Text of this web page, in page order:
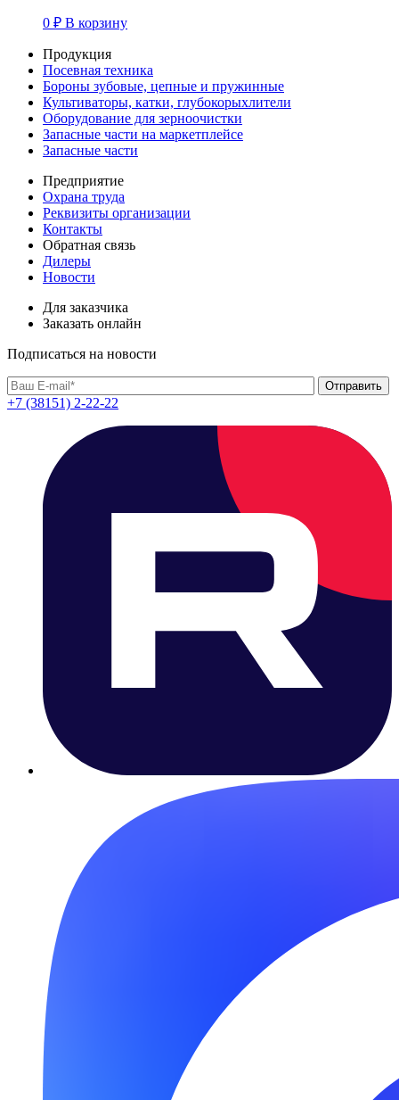
0 ₽ В корзину
Продукция
Посевная техника
Бороны зубовые, цепные и пружинные
Культиваторы, катки, глубокорыхлители
Оборудование для зерноочистки
Запасные части на маркетплейсе
Запасные части
Предприятие
Охрана труда
Реквизиты организации
Контакты
Обратная связь
Дилеры
Новости
Для заказчика
Заказать онлайн
Подписаться на новости
+7 (38151) 2-22-22